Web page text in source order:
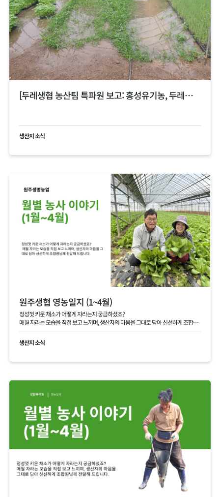
[두레생협 농산팀 특파원 보고: 홍성유기농, 두레한강 비 피해 현황 공유 ]
생산지 소식
원주생협 영농일지 (1~4월)
정성껏 키운 채소가 어떻게 자라는지 궁금하셨죠?
매월 자라는 모습을 직접 보고 느끼며, 생산자의 마음을 그대로 담아 신선하게 조합원
님께 전달해 드립니다.
생산지 소식